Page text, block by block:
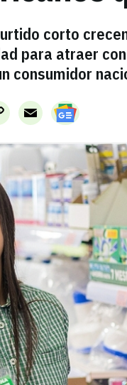
corto
para atraer
consumidor
Copy
Link
Email